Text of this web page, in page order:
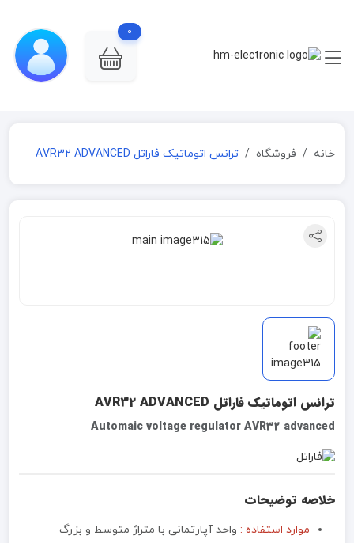
0
خانه فروشگاه ترانس اتوماتیک فاراتل AVR32 ADVANCED
ترانس اتوماتیک فاراتل AVR32 ADVANCED
Automaic voltage regulator AVR32 advanced
خلاصه توضیحات
موارد استفاده : واحد آپارتمانی با متراژ متوسط و بزرگ